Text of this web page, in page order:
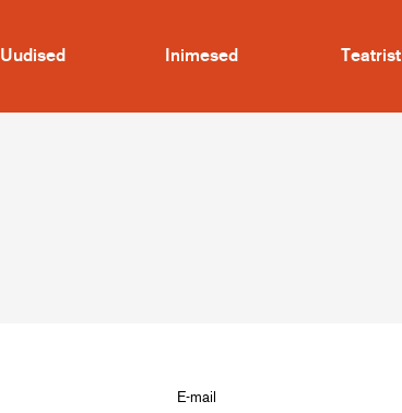
Uudised Inimesed Teatrist
E-mail